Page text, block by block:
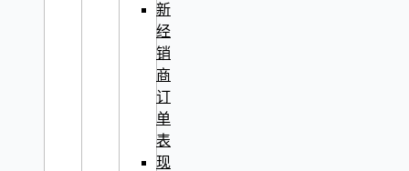
新
经
销
商
订
单
表
现